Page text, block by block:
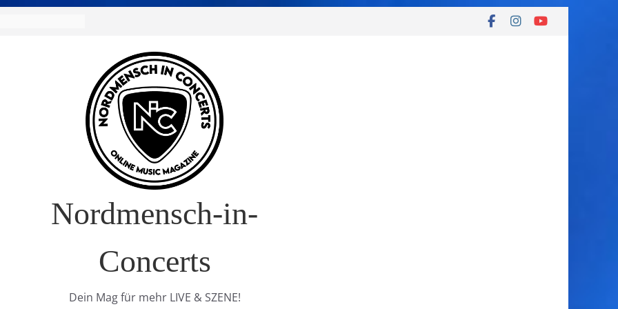
Europa-Tournee
Nordmensch-in-
Concerts
Dein Mag für mehr LIVE & SZENE!